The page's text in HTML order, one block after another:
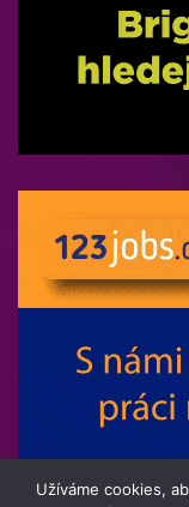
Užíváme cookies,